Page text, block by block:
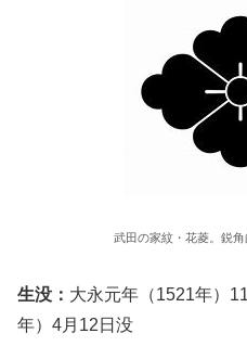
武田の家紋・花菱。鋭
生没： 大永元年（1521年）
年）4月12日没